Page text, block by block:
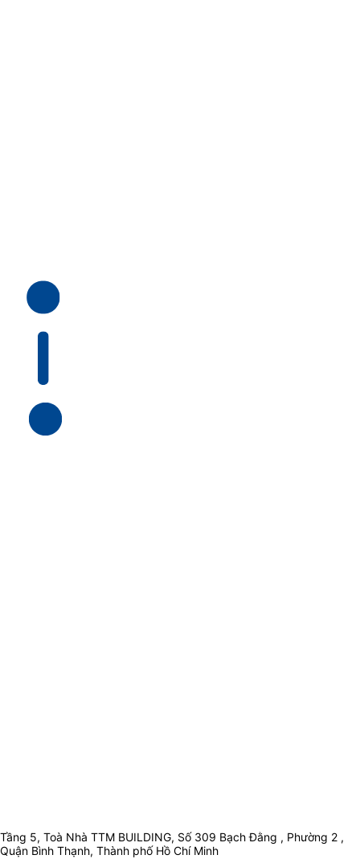
Tầng 5, Toà Nhà TTM BUILDING, Số 309 Bạch Đằng , Phường 2 ,
Quận Bình Thạnh, Thành phố Hồ Chí Minh